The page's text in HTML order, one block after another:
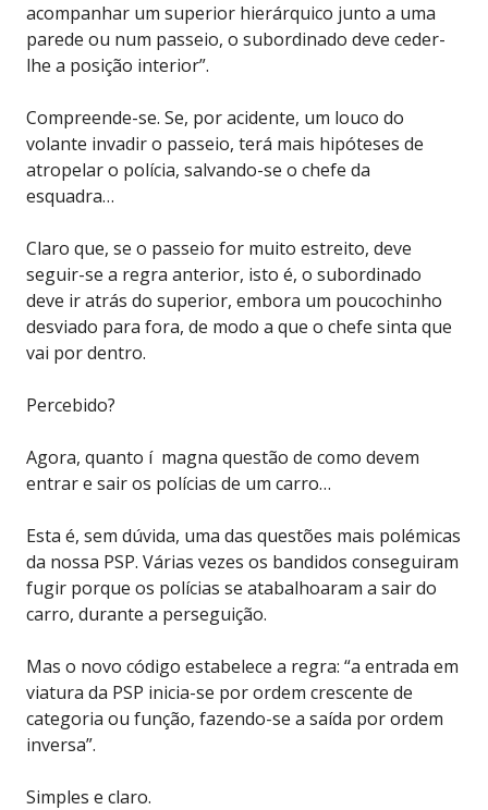
acompanhar um superior hierárquico junto a uma
parede ou num passeio, o subordinado deve ceder-
lhe a posição interior”.
Compreende-se. Se, por acidente, um louco do
volante invadir o passeio, terá mais hipóteses de
atropelar o polícia, salvando-se o chefe da
esquadra…
Claro que, se o passeio for muito estreito, deve
seguir-se a regra anterior, isto é, o subordinado
deve ir atrás do superior, embora um poucochinho
desviado para fora, de modo a que o chefe sinta que
vai por dentro.
Percebido?
Agora, quanto í magna questão de como devem
entrar e sair os polícias de um carro…
Esta é, sem dúvida, uma das questões mais polémicas
da nossa PSP. Várias vezes os bandidos conseguiram
fugir porque os polícias se atabalhoaram a sair do
carro, durante a perseguição.
Mas o novo código estabelece a regra: “a entrada em
viatura da PSP inicia-se por ordem crescente de
categoria ou função, fazendo-se a saída por ordem
inversa”.
Simples e claro.